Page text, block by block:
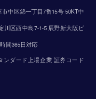
中区錦一丁目7番15号 50KT中
川区西中島7-1-5 辰野新大阪ビ
間365日対応
ンダード上場企業 証券コード